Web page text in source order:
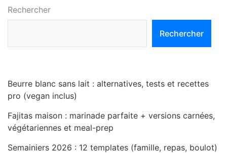
Rechercher
Rechercher
Beurre blanc sans lait : alternatives, tests et recettes
pro (vegan inclus)
Fajitas maison : marinade parfaite + versions carnées,
végétariennes et meal-prep
Semainiers 2026 : 12 templates (famille, repas, boulot)